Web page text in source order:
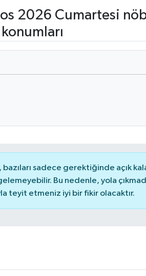
2026 Cumartesi
sadece gerektiğinde açık
Bu nedenle, yola
teyit etmeniz iyi bir fikir olacaktır.